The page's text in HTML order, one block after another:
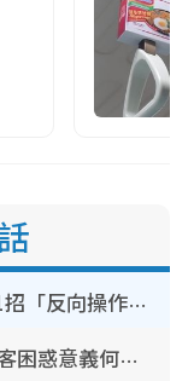
WhatsApp預設貼圖點刪？揭1招「反向操作」還原簡潔介面 附3步實測教學
香港山邊鐵閘邊門大開？內地客困惑意義何在！網民神回覆：呢種叫法理性防禦